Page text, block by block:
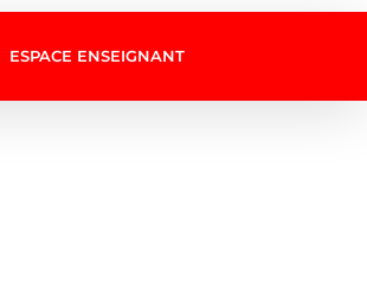
ESPACE ENSEIGNANT